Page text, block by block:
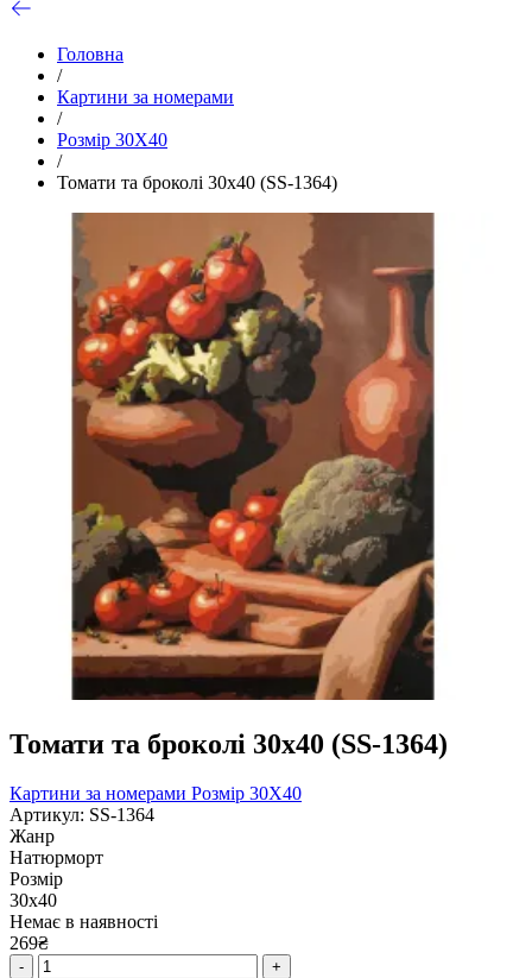
Головна
/
Картини за номерами
/
Розмір 30Х40
/
Томати та броколі 30х40 (SS-1364)
Томати та броколі 30х40 (SS-1364)
Картини за номерами Розмір 30Х40
Артикул: SS-1364
Жанр
Натюрморт
Розмір
30х40
Немає в наявності
269₴
- +